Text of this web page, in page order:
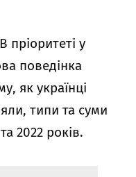
пріоритеті у
поведінка
як українці
типи та суми
2022 років.